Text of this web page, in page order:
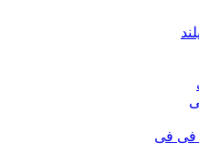
فی فی